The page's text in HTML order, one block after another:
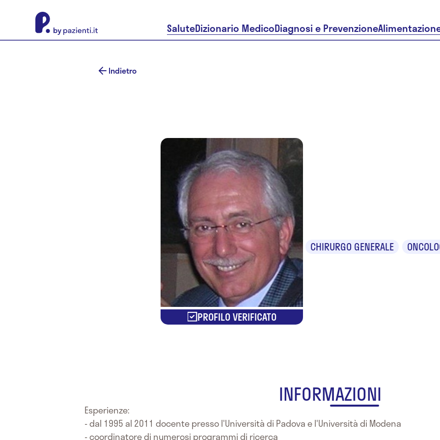
SaluteDizionario MedicoDiagnosi e Prevenzione
Indietro
PROFILO VERIFICATO
CHIRURGO GENERALE
INFORMAZIONI
Esperienze:
- dal 1995 al 2011 docente presso l'Università di Padova e l'Università di Modena
- coordinatore di numerosi programmi di ricerca